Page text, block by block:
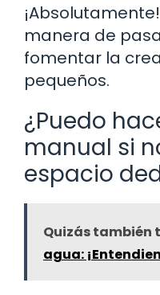
manera de
fomentar la
pequeños.
¿Puedo
manual si
espacio
Quizás también
agua: